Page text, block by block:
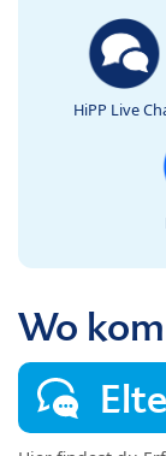
HiPP Live
Wo